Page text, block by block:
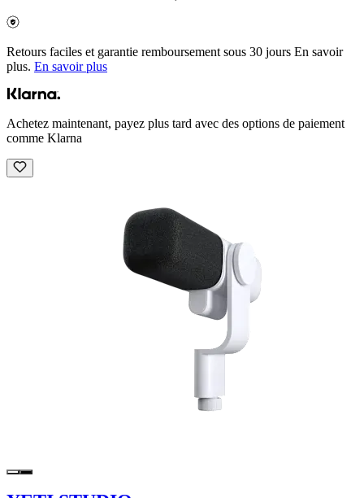
Retours faciles et garantie remboursement sous 30 jours En savoir
plus. En savoir plus
Achetez maintenant, payez plus tard avec des options de paiement
comme Klarna